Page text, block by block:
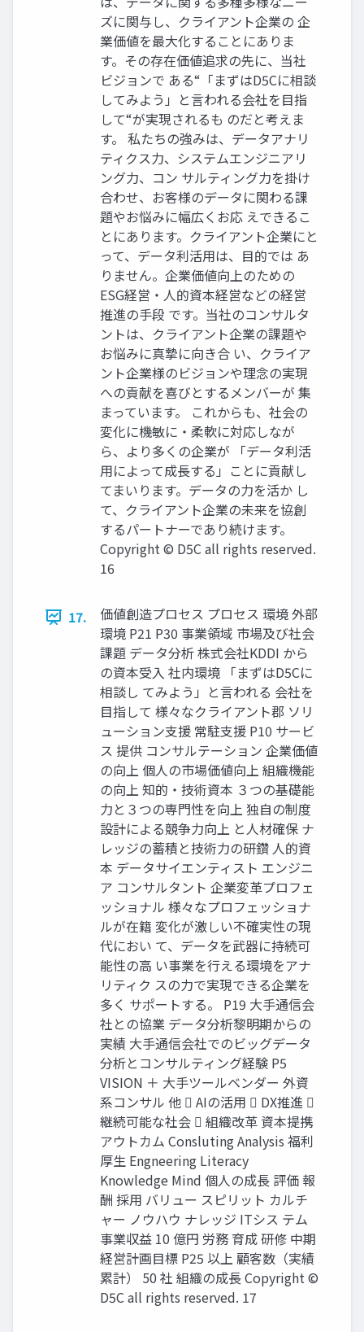
ズに関与し、クライアント企業の 企
業価値を最大化することにありま
す。その存在価値追求の先に、当社
ビジョンで ある“「まずはD5Cに相談
してみよう」と言われる会社を目指
して“が実現されるも のだと考えま
す。 私たちの強みは、データアナリ
ティクス力、システムエンジニアリ
ング力、コン サルティング力を掛け
合わせ、お客様のデータに関わる課
題やお悩みに幅広くお応 えできるこ
とにあります。クライアント企業にと
って、データ利活用は、目的では あ
りません。企業価値向上のための
ESG経営・人的資本経営などの経営
推進の手段 です。当社のコンサルタ
ントは、クライアント企業の課題や
お悩みに真摯に向き合 い、クライア
ント企業様のビジョンや理念の実現
への貢献を喜びとするメンバーが 集
まっています。 これからも、社会の
変化に機敏に・柔軟に対応しなが
ら、より多くの企業が 「データ利活
用によって成長する」ことに貢献し
てまいります。データの力を活か し
て、クライアント企業の未来を協創
するパートナーであり続けます。
Copyright © D5C all rights reserved.
16
17.
価値創造プロセス プロセス 環境 外部
環境 P21 P30 事業領域 市場及び社会
課題 データ分析 株式会社KDDI から
の資本受入 社内環境 「まずはD5Cに
相談し てみよう」と言われる 会社を
目指して 様々なクライアント郡 ソリ
ューション支援 常駐支援 P10 サービ
ス 提供 コンサルテーション 企業価値
の向上 個人の市場価値向上 組織機能
の向上 知的・技術資本 ３つの基礎能
力と３つの専門性を向上 独自の制度
設計による競争力向上 と人材確保 ナ
レッジの蓄積と技術力の研鑽 人的資
本 データサイエンティスト エンジニ
ア コンサルタント 企業変革プロフェ
ッショナル 様々なプロフェッショナ
ルが在籍 変化が激しい不確実性の現
代におい て、データを武器に持続可
能性の高 い事業を行える環境をアナ
リティク スの力で実現できる企業を
多く サポートする。 P19 大手通信会
社との協業 データ分析黎明期からの
実績 大手通信会社でのビッグデータ
分析とコンサルティング経験 P5
VISION ＋ 大手ツールベンダー 外資
系コンサル 他  AIの活用  DX推進 
継続可能な社会  組織改革 資本提携
アウトカム Consluting Analysis 福利
厚生 Engneering Literacy
Knowledge Mind 個人の成長 評価 報
酬 採用 バリュー スピリット カルチ
ャー ノウハウ ナレッジ ITシス テム
事業収益 10 億円 労務 育成 研修 中期
経営計画目標 P25 以上 顧客数（実績
累計） 50 社 組織の成長 Copyright ©
D5C all rights reserved. 17